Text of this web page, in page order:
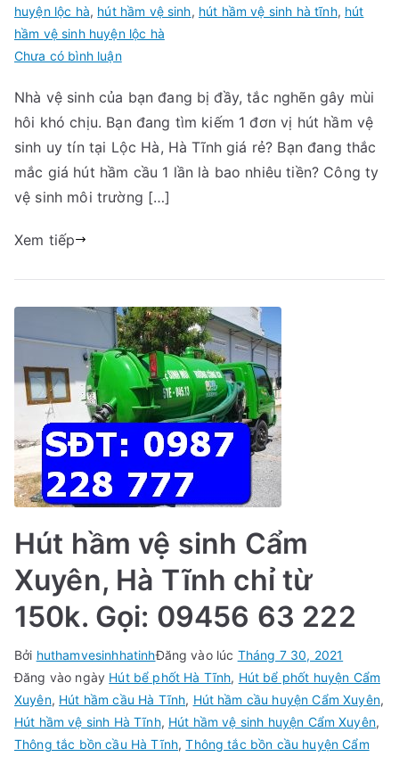
huyện lộc hà, hút hầm vệ sinh, hút hầm vệ sinh hà tĩnh, hút
hầm vệ sinh huyện lộc hà
Chưa có bình luậntrong
hầm
vệ
sinh
Lộc
Hà,
Hà
rẻ
Gọi:
09456
63
222
Nhà vệ sinh của bạn đang bị đầy, tắc nghẽn gây mùi
hôi khó chịu. Bạn đang tìm kiếm 1 đơn vị hút hầm vệ
sinh uy tín tại Lộc Hà, Hà Tĩnh giá rẻ? Bạn đang thắc
mắc giá hút hầm cầu 1 lần là bao nhiêu tiền? Công ty
vệ sinh môi trường […]
Xem tiếp
Hút hầm vệ sinh Cẩm
Xuyên, Hà Tĩnh chỉ từ
150k. Gọi: 09456 63 222
Bởi huthamvesinhhatinhĐăng vào lúc Tháng 7 30, 2021
Đăng vào ngày Hút bể phốt Hà Tĩnh, Hút bể phốt huyện Cẩm
Xuyên, Hút hầm cầu Hà Tĩnh, Hút hầm cầu huyện Cẩm Xuyên,
Hút hầm vệ sinh Hà Tĩnh, Hút hầm vệ sinh huyện Cẩm Xuyên,
Thông tắc bồn cầu Hà Tĩnh,Thông tắc bồn cầu huyện Cẩm